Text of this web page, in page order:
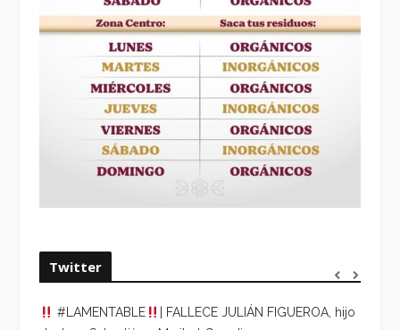
Twitter
#LAMENTABLE
| FALLECE JULIÁN FIGUEROA, hijo